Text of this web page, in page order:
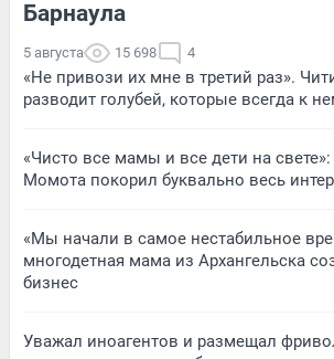
Барнаула
5 августа 15 698 4
«Не привози их мне в третий раз».
разводит голубей, которые всегда к
«Чисто все мамы и все дети на
Момота покорил буквально весь
«Мы начали в самое нестабильное
многодетная мама из Архангельска
бизнес
Уважал иноагентов и размещал